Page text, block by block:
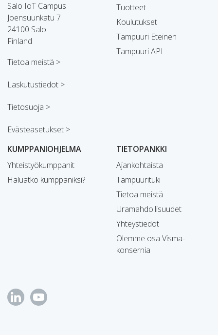
Salo IoT Campus
Joensuunkatu 7
24100 Salo
Finland
Tietoa meistä >
Laskutustiedot >
Tietosuoja >
Evästeasetukset >
Tuotteet
Koulutukset
Tampuuri Eteinen
Tampuuri API
KUMPPANIOHJELMA
Yhteistyökumppanit
Haluatko kumppaniksi?
TIETOPANKKI
Ajankohtaista
Tampuurituki
Tietoa meistä
Uramahdollisuudet
Yhteystiedot
Olemme osa Visma-
konsernia